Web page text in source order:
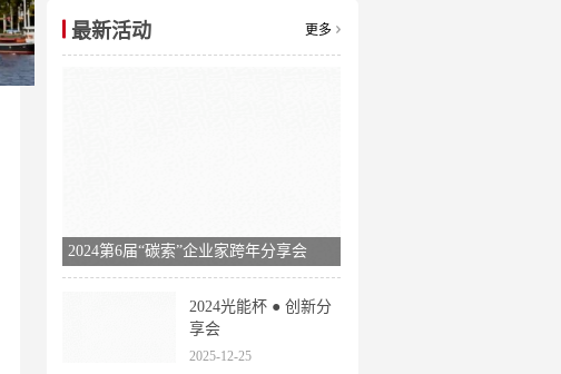
最新活动 更多
2024第6届“碳索”企业家跨年分享会
2024光能杯 ● 创新分
享会
2025-12-25